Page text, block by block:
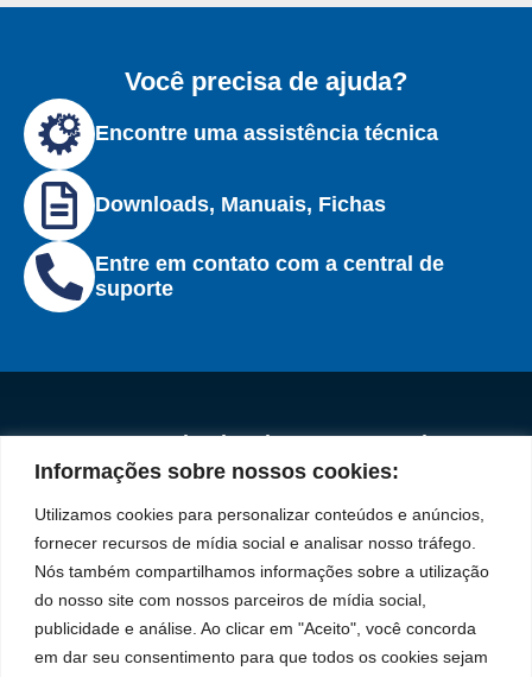
Informações sobre nossos cookies:
Utilizamos cookies para personalizar conteúdos e anúncios,
fornecer recursos de mídia social e analisar nosso tráfego.
Nós também compartilhamos informações sobre a utilização
do nosso site com nossos parceiros de mídia social,
publicidade e análise. Ao clicar em "Aceito", você concorda
em dar seu consentimento para que todos os cookies sejam
Você precisa de ajuda?
Encontre uma assistência técnica
Downloads, Manuais, Fichas
Entre em contato com a central de
suporte
líder
em
fabricação
de
equipamentos
Privacidade
de
Cookies
Institucional
Produtos
Assistências
Seja um
Localização
Rua Tiradentes,
931 – Anexo
Anita Franchini,
50/96
Conosco
5050
Redes
Sociais
Youtube
Instagram